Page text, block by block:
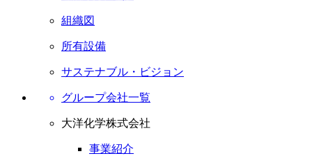
組織図
所有設備
サステナブル・ビジョン
グループ会社一覧
大洋化学株式会社
事業紹介